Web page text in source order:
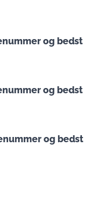
og bedst
og bedst
og bedst